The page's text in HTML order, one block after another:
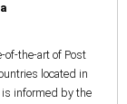
the-art of Post
located in
is informed by the